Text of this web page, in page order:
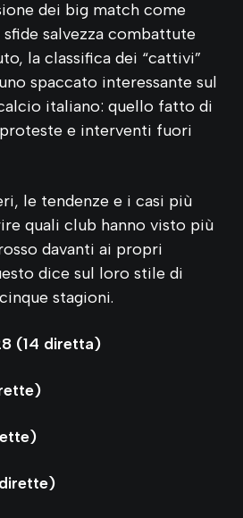
dei big match come
salvezza combattute
la classifica dei “cattivi”
spaccato interessante sul
italiano: quello fatto di
e interventi fuori
le tendenze e i casi più
quali club hanno visto più
davanti ai propri
dice sul loro stile di
stagioni.
(14 diretta)